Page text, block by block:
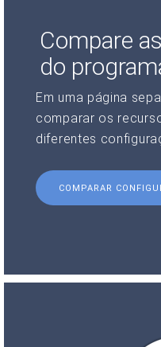
Compare
do
Em uma página
comparar os
diferentes
COMPARAR